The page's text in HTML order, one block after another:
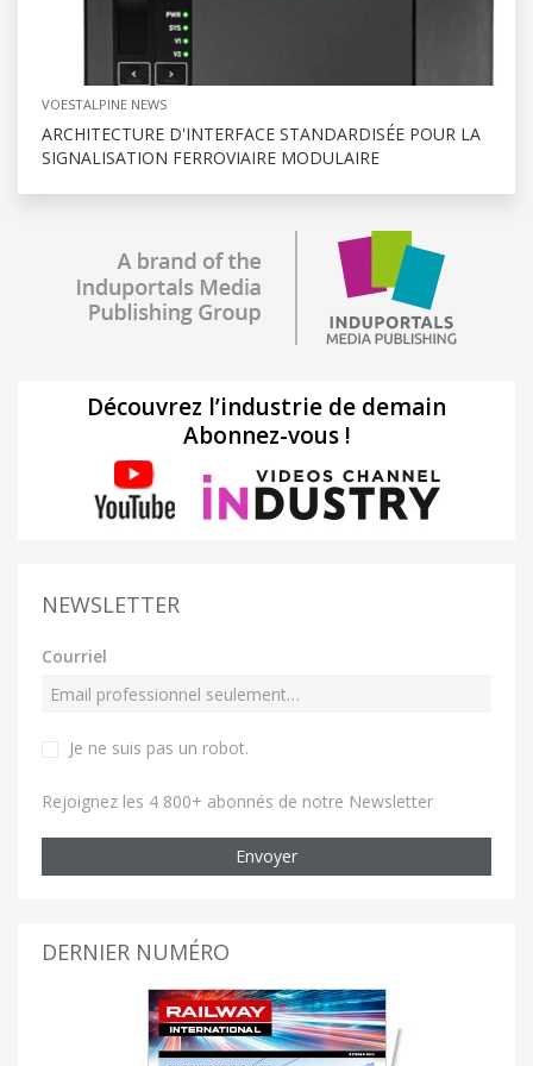
VOESTALPINE NEWS
ARCHITECTURE D'INTERFACE STANDARDISÉE POUR LA
SIGNALISATION FERROVIAIRE MODULAIRE
Découvrez l’industrie de demain
Abonnez-vous !
NEWSLETTER
Courriel
Je ne suis pas un robot.
Rejoignez les 4 800+ abonnés de notre Newsletter
Envoyer
DERNIER NUMÉRO